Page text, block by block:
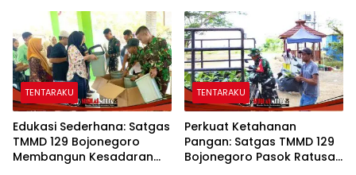
129 Bojonegoro
TENTARAKU
Edukasi Sederhana: Satgas
TMMD 129 Bojonegoro
Membangun Kesadaran
TENTARAKU
Perkuat Ketahanan
Pangan: Satgas TMMD 129
Bojonegoro Pasok Ratusan